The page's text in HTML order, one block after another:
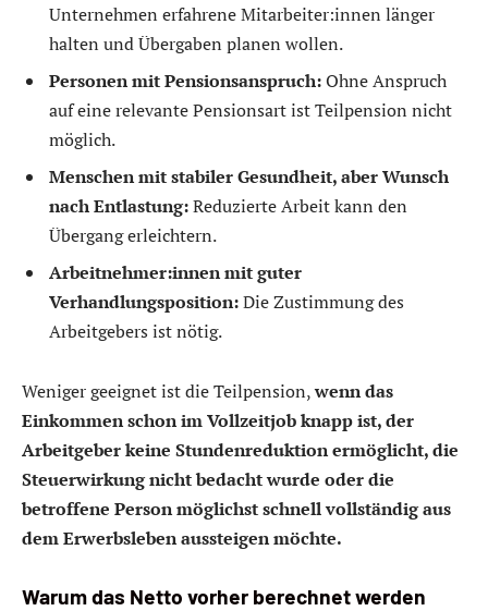
Unternehmen erfahrene Mitarbeiter:innen länger
halten und Übergaben planen wollen.
Personen mit Pensionsanspruch:Ohne Anspruch
auf eine relevante Pensionsart ist Teilpension nicht
möglich.
Menschen mit stabiler Gesundheit, aber Wunsch
nach Entlastung:Reduzierte Arbeit kann den
Übergang erleichtern.
Arbeitnehmer:innen mit guter
Verhandlungsposition:Die Zustimmung des
Arbeitgebers ist nötig.
Weniger geeignet ist die Teilpension,wenn das
Einkommen schon im Vollzeitjob knapp ist, der
Arbeitgeber keine Stundenreduktion ermöglicht, die
Steuerwirkung nicht bedacht wurde oder die
betroffene Person möglichst schnell vollständig aus
dem Erwerbsleben aussteigen möchte.
Warum das Netto vorher berechnet werden